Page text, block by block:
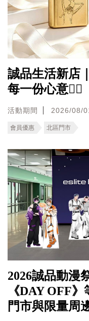
誠品生活新店
每一份心意❤️‍🔥
活動期間 2026/08/
會員優惠 北區門市
2026誠品動漫
《DAY OFF
門市與限量周